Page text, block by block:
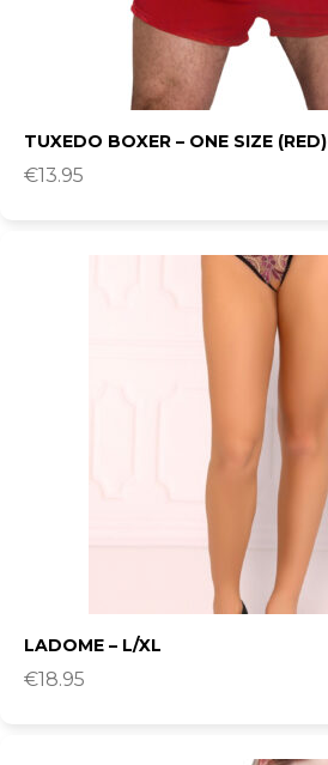
TUXEDO BOXER – ONE SIZE (RED)
€13.95
LADOME – L/XL
€18.95